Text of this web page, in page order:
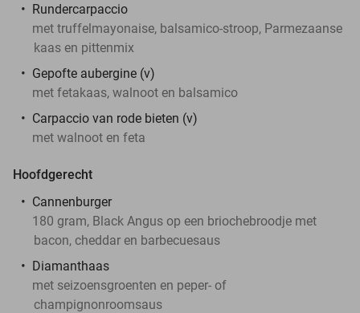
Rundercarpaccio
met truffelmayonaise, balsamico-stroop, Parmezaanse
kaas en pittenmix
Gepofte aubergine (v)
met fetakaas, walnoot en balsamico
Carpaccio van rode bieten (v)
met walnoot en feta
Hoofdgerecht
Cannenburger
180 gram, Black Angus op een briochebroodje met
bacon, cheddar en barbecuesaus
Diamanthaas
met seizoensgroenten en peper- of
champignonroomsaus